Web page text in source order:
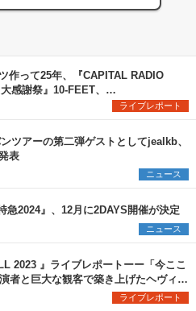
作って25年、『CAPITAL RADIO
感謝祭』10-FEET、
、四星球が集結した初日をレポ
ライブレポート
アーの第二弾ゲストとしてjealkb、
表
ニュース
急2024』、12月に2DAYS開催が決定
ニュース
2023 』ライブレポートーー「今ここ
者と巨大な観客で築き上げたヘヴィネ
ライブレポート